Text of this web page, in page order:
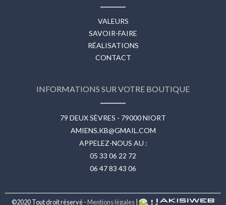
VALEURS
SAVOIR-FAIRE
RÉALISATIONS
CONTACT
INFORMATIONS SUR VOTRE BOUTIQUE
79 DEUX SÈVRES - 79000 NIORT
AMIENS.KB@GMAIL.COM
APPELEZ-NOUS AU :
05 33 06 22 72
06 47 83 43 06
©2020 Tout droit réservé -Mentions légales